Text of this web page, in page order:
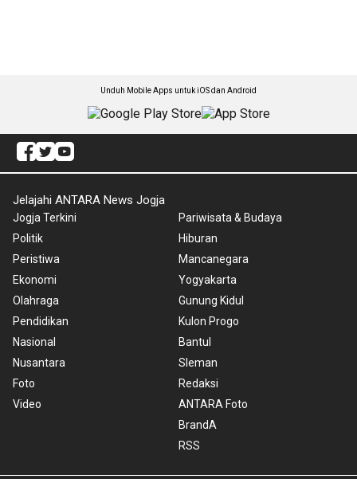
Unduh Mobile Apps untuk iOS dan Android
Jelajahi ANTARA News Jogja
Jogja Terkini
Politik
Peristiwa
Ekonomi
Olahraga
Pendidikan
Nasional
Nusantara
Foto
Video
Pariwisata & Budaya
Hiburan
Mancanegara
Yogyakarta
Gunung Kidul
Kulon Progo
Bantul
Sleman
Redaksi
ANTARA Foto
BrandA
RSS